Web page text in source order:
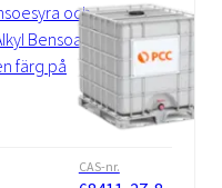
och
Bensoat
färg på
CAS-nr.